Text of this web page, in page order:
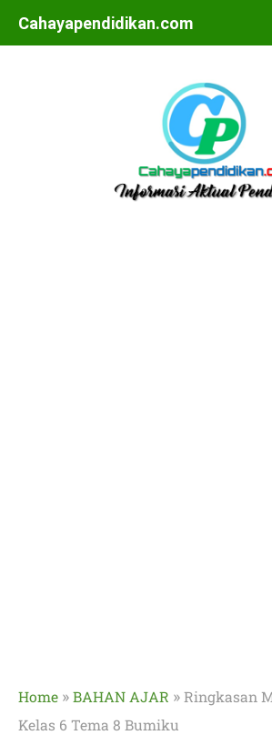
Skip
to
Cahayapendidikan.com
Home »BAHAN AJAR »Ringkasan
Kelas 6 Tema 8 Bumiku